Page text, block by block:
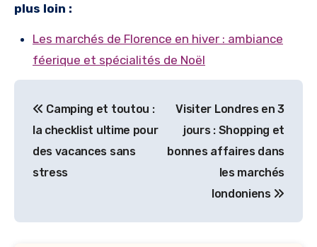
plus loin :
Les marchés de Florence en hiver : ambiance
féerique et spécialités de Noël
de
l’article
Camping et toutou :
la checklist ultime pour
des vacances sans
stress
Visiter Londres en 3
jours : Shopping et
bonnes affaires dans
les marchés
londoniens